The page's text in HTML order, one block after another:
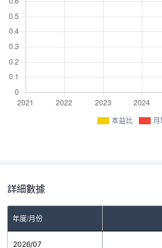
本益比 月
詳細數據
年度/月份
2026/07